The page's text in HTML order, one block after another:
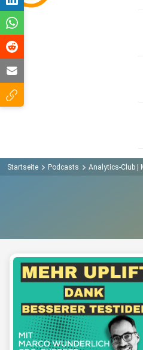
Startseite Podcasts Analytics-Club |